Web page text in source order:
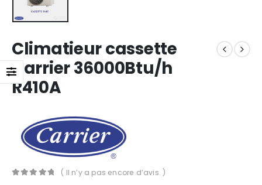
Climatieur cassette
Carrier 36000Btu/h
R410A
( Il n’y a pas encore d’avis. )